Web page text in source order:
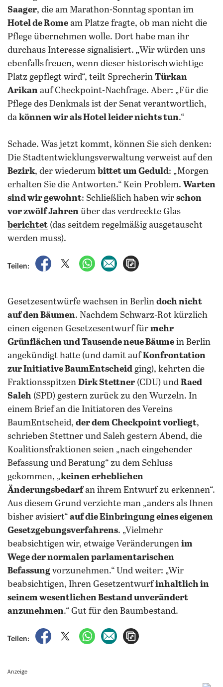
Saager, die am Marathon-Sonntag spontan im
Hotel de Rome am Platze fragte, ob man nicht die
Pflege übernehmen wolle. Dort habe man ihr
durchaus Interesse signalisiert. „Wir würden uns
ebenfalls freuen, wenn dieser historisch wichtige
Platz gepflegt wird“, teilt Sprecherin Türkan
Arikan auf Checkpoint-Nachfrage. Aber: „Für die
Pflege des Denkmals ist der Senat verantwortlich,
da können wir als Hotel leider nichts tun.“
Schade. Was jetzt kommt, können Sie sich denken:
Die Stadtentwicklungsverwaltung verweist auf den
Bezirk, der wiederum bittet um Geduld: „Morgen
erhalten Sie die Antworten.“ Kein Problem. Warten
sind wir gewohnt: Schließlich haben wir schon
vor zwölf Jahren über das verdreckte Glas
berichtet (das seitdem regelmäßig ausgetauscht
werden muss).
Teilen:
auf Facebook teilen
auf X teilenper WhatsApp teilen
per E-Mail teilen
Gesetzesentwürfe wachsen in Berlin doch nicht
auf den Bäumen. Nachdem Schwarz-Rot kürzlich
einen eigenen Gesetzesentwurf für mehr
Grünflächen und Tausende neue Bäume in Berlin
angekündigt hatte (und damit aufKonfrontation
zur Initiative BaumEntscheid ging), kehrten die
Fraktionsspitzen Dirk Stettner (CDU) und Raed
Saleh (SPD) gestern zurück zu den Wurzeln. In
einem Brief an die Initiatoren des Vereins
BaumEntscheid, der dem Checkpoint vorliegt,
schrieben Stettner und Saleh gestern Abend, die
Koalitionsfraktionen seien „nach eingehender
Befassung und Beratung“ zu dem Schluss
gekommen, „keinen erheblichen
Änderungsbedarfan ihrem Entwurf zu erkennen“.
Aus diesem Grund verzichte man „anders als Ihnen
bisher avisiert“ auf die Einbringung eines eigenen
Gesetzgebungsverfahrens. „Vielmehr
beabsichtigen wir, etwaige Veränderungen im
Wege der normalen parlamentarischen
Befassung vorzunehmen.“ Und weiter: „Wir
beabsichtigen, Ihren Gesetzentwurfinhaltlich in
seinem wesentlichen Bestand unverändert
anzunehmen.“ Gut für den Baumbestand.
Teilen:
auf Facebook teilen
auf X teilenper WhatsApp teilen
per E-Mail teilen
Anzeige